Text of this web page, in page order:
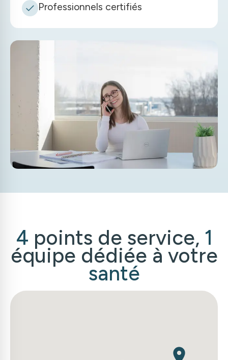
Professionnels certifiés
4 points de service, 1
équipe dédiée à votre
santé